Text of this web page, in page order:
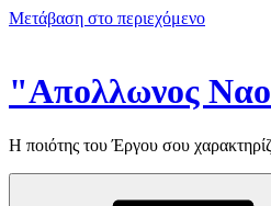
Μετάβαση στο περιεχόμενο
"Απολλωνος
Η ποιότης του Έργου σου